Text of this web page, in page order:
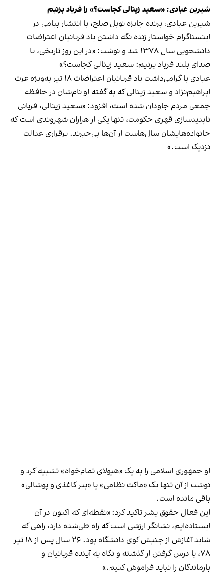
شیرین عبادی: «سعید زینالی کجاست؟» را فریاد بزنیم
شیرین عبادی، برنده جایزه نوبل صلح، با انتشار پیامی در
اینستاگرام خواستار زنده نگه داشتن یاد قربانیان اعتراضات
دانشجویی سال ۱۳۷۸ شد و نوشت: «در این روز تاریخی، با
صدای بلند فریاد بزنیم: سعید زینالی کجاست؟»
عبادی با گرامی‌داشت یاد قربانیان اعتراضات ۱۸ تیر به‌ویژه عزت
ابراهیم‌نژاد و سعید زینالی که به گفته او نام‌شان در حافظه‌
جمعی مردم جاودان شده است، افزود: «سعید زینالی، قربانی
ناپدیدسازی قهری حکومت، تنها یکی از هزاران شهروندی است که
خانواده‌هایشان سال‌هاست از آن‌ها بی‌خبرند. برقراری عدالت
نزدیک است.»
او جمهوری اسلامی را به یک «هیولای تمام‌خواه» تشبیه کرد و
نوشت از آن تنها یک «ماکت نظامی» یا «ببر کاغذی و پوشالی»
باقی مانده است.
این فعال حقوق بشر تاکید کرد: «نقطه‌ای که اکنون در آن
ایستاده‌ایم، نشانگر ارزشی است که راه طی‌شده دارد، راهی که
شاید آغازش از جنبش کوی دانشگاه بود. ۲۶ سال پس از ۱۸ تیر
۷۸، با درس گرفتن از گذشته و نگاه به آینده قربانیان و
بازماندگان را نباید فراموش کنیم.»